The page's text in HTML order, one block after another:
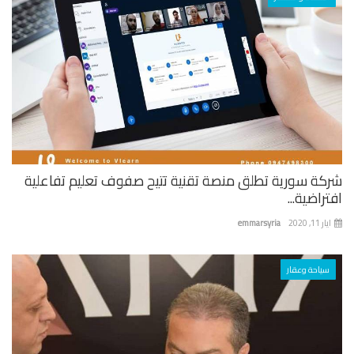
سورية تطلق منصة تقنية تتيح صفوف تعليم تفاعلية
emmarsyria
سياحة وعقار